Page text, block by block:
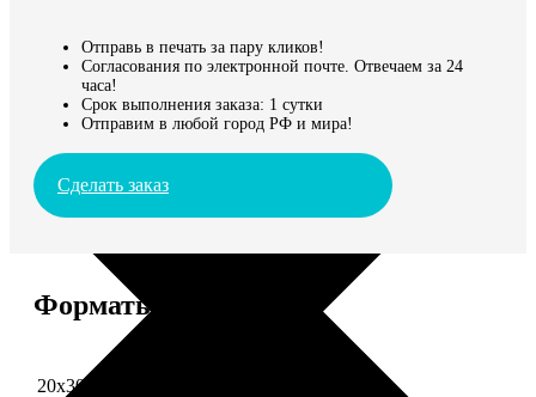
Отправь в печать за пару кликов!
Согласования по электронной почте. Отвечаем за 24
часа!
Срок выполнения заказа: 1 сутки
Отправим в любой город РФ и мира!
Сделать заказ
Форматы и цены
Услуга
20х30 110 частей